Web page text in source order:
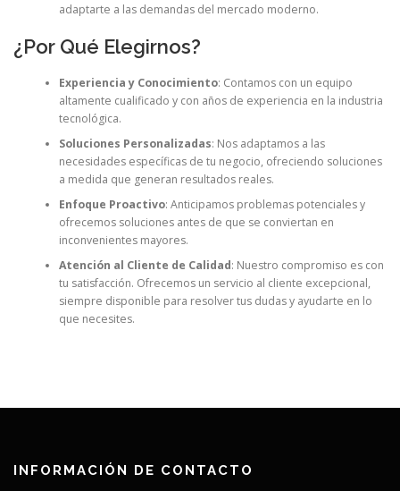
adaptarte a las demandas del mercado moderno.
¿Por Qué Elegirnos?
Experiencia y Conocimiento: Contamos con un equipo
altamente cualificado y con años de experiencia en la industria
tecnológica.
Soluciones Personalizadas: Nos adaptamos a las
necesidades específicas de tu negocio, ofreciendo soluciones
a medida que generan resultados reales.
Enfoque Proactivo: Anticipamos problemas potenciales y
ofrecemos soluciones antes de que se conviertan en
inconvenientes mayores.
Atención al Cliente de Calidad: Nuestro compromiso es con
tu satisfacción. Ofrecemos un servicio al cliente excepcional,
siempre disponible para resolver tus dudas y ayudarte en lo
que necesites.
INFORMACIÓN DE CONTACTO